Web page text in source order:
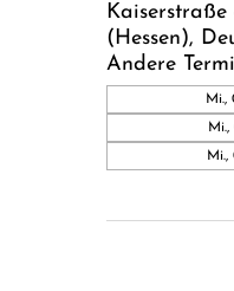
Kaiserstraße
(Hessen),
Andere
Mi.,
Mi.,
Mi.,